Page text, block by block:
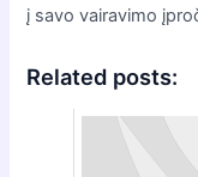
į savo vairavimo
Related posts: